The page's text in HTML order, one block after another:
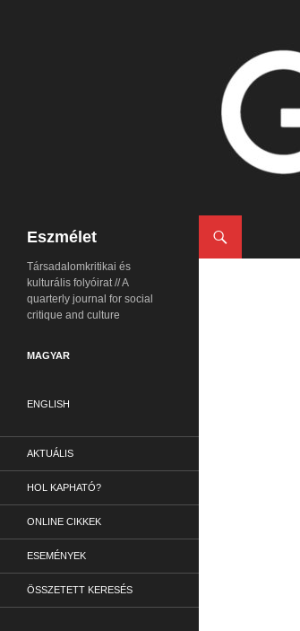
Eszmélet
Társadalomkritikai és
kulturális folyóirat // A
quarterly journal for social
critique and culture
MAGYAR
ENGLISH
AKTUÁLIS
HOL KAPHATÓ?
ONLINE CIKKEK
ESEMÉNYEK
ÖSSZETETT KERESÉS